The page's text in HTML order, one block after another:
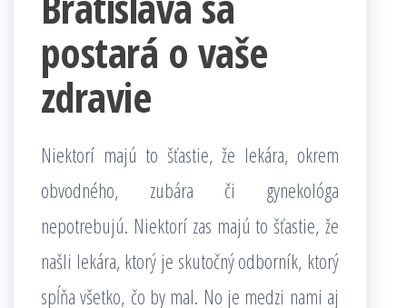
postará o vaše
zdravie
Niektorí majú to šťastie, že lekára, okrem
obvodného, zubára či gynekológa
nepotrebujú. Niektorí zas majú to šťastie, že
našli lekára, ktorý je skutočný odborník, ktorý
spĺňa všetko, čo by mal. No je medzi nami aj